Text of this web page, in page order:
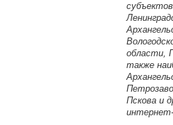
области,
также
Пскова и